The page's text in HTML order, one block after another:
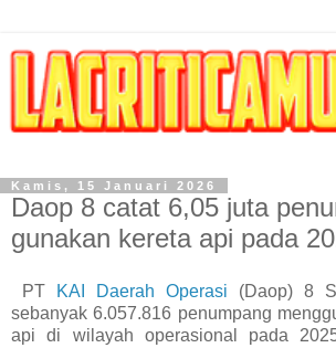
Kamis, 15 Januari 2026
Daop 8 catat 6,05 juta
gunakan kereta api pada
PT KAI Daerah Operasi (Daop) 8
sebanyak 6.057.816 penumpang
api di wilayah operasional pada